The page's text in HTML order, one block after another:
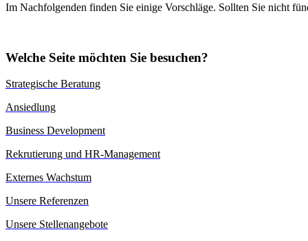
Im Nachfolgenden finden Sie einige Vorschläge. Sollten Sie nicht
Welche Seite möchten Sie besuchen?
Strategische Beratung
Ansiedlung
Business Development
Rekrutierung und HR-Management
Externes Wachstum
Unsere Referenzen
Unsere Stellenangebote